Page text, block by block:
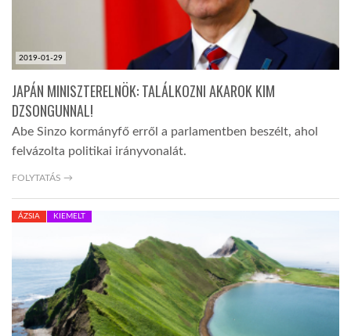
AFRIKA TUDÁSTÁR
LINKTR.EE
GLOBOZSARU
DOBRAVERO.HU
LATIMO.HU
2019-01-29
JAPÁN MINISZTERELNÖK: TALÁLKOZNI AKAROK KIM
DZSONGUNNAL!
Abe Sinzo kormányfő erről a parlamentben beszélt, ahol
felvázolta politikai irányvonalát.
FOLYTATÁS →
ÁZSIA KIEMELT